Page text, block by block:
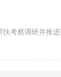
考察调研并推